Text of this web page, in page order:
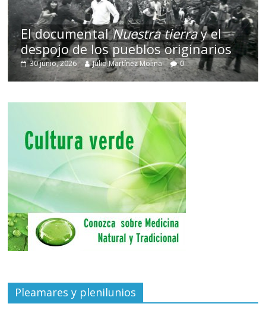
El documentalNuestra tierray el
despojo de los pueblos originarios
30 junio, 2026 Julio Martínez Molina 0
Pleamares y plenilunios